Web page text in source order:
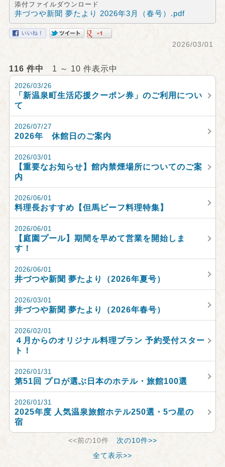
添付ファイルダウンロード
井づつや新聞 夢たより 2026年3月（春号）.pdf
2026/03/01
116 件中 1 ～ 10 件表示中
2026/03/26
「新温泉町生活応援クーポン券」のご利用につい
て
2026/07/27
2026年 休館日のご案内
2026/03/01
【重要なお知らせ】館内禁煙場所についてのご案
内
2026/06/01
料理長おすすめ【但馬ビーフ料理特集】
2026/06/01
【庭園プール】期間を早めて営業を開始しま
す！
2026/06/01
井づつや新聞 夢たより（2026年夏号）
2026/03/01
井づつや新聞 夢たより（2026年春号）
2026/02/01
４月からのオリジナル料理プラン 予約受付スター
ト！
2026/01/31
第51回 プロが選ぶ日本のホテル・旅館100選
2026/01/31
2025年度 人気温泉旅館ホテル250選・5つ星の
宿
<<前の10件 次の10件>>
全て表示>>